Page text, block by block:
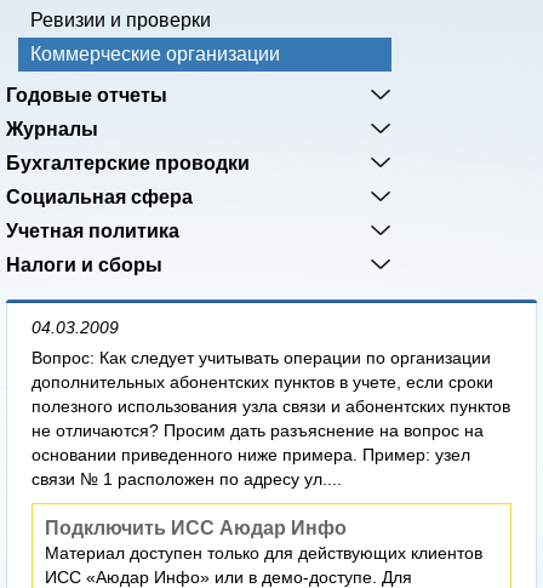
Ревизии и проверки
Коммерческие организации
Годовые отчеты
Журналы
Бухгалтерские проводки
Социальная сфера
Учетная политика
Налоги и сборы
04.03.2009
Вопрос: Как следует учитывать операции по организации
дополнительных абонентских пунктов в учете, если сроки
полезного использования узла связи и абонентских пунктов
не отличаются? Просим дать разъяснение на вопрос на
основании приведенного ниже примера. Пример: узел
связи № 1 расположен по адресу ул....
Подключить ИСС Аюдар Инфо
Материал доступен только для действующих клиентов
ИСС «Аюдар Инфо» или в демо-доступе. Для